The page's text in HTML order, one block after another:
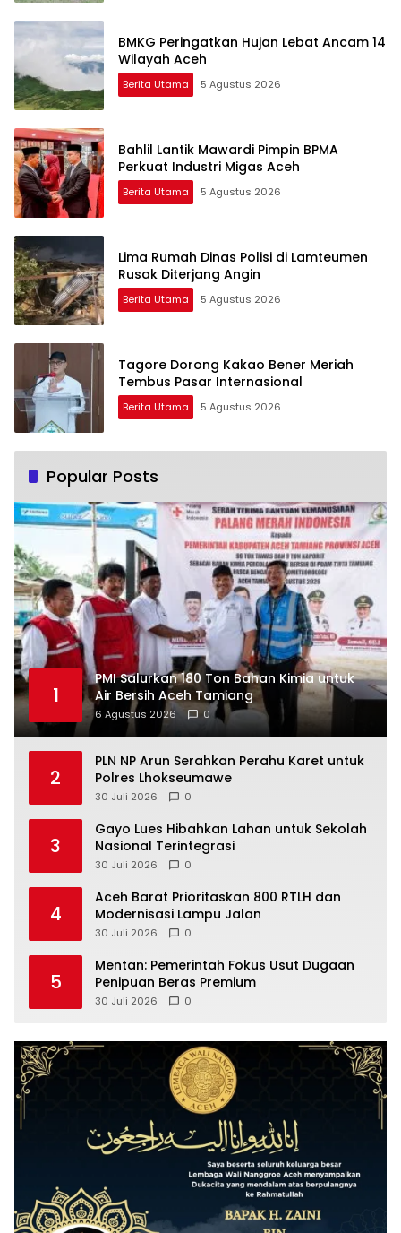
BMKG Peringatkan Hujan Lebat Ancam 14
Wilayah Aceh
Berita Utama 5 Agustus 2026
Bahlil Lantik Mawardi Pimpin BPMA
Perkuat Industri Migas Aceh
Berita Utama 5 Agustus 2026
Lima Rumah Dinas Polisi di Lamteumen
Rusak Diterjang Angin
Berita Utama 5 Agustus 2026
Tagore Dorong Kakao Bener Meriah
Tembus Pasar Internasional
Berita Utama 5 Agustus 2026
Popular Posts
1
PMI Salurkan 180 Ton Bahan Kimia untuk
Air Bersih Aceh Tamiang
6 Agustus 2026 0
2
PLN NP Arun Serahkan Perahu Karet untuk
Polres Lhokseumawe
30 Juli 2026 0
3
Gayo Lues Hibahkan Lahan untuk Sekolah
Nasional Terintegrasi
30 Juli 2026 0
4
Aceh Barat Prioritaskan 800 RTLH dan
Modernisasi Lampu Jalan
30 Juli 2026 0
5
Mentan: Pemerintah Fokus Usut Dugaan
Penipuan Beras Premium
30 Juli 2026 0